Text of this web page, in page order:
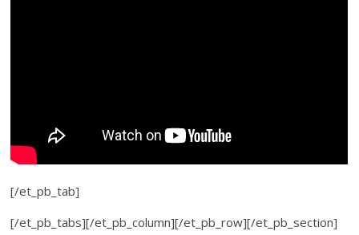
[/et_pb_tab]
[/et_pb_tabs][/et_pb_column][/et_pb_row][/et_pb_section]